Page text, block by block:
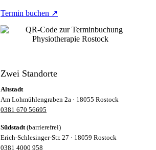
Termin buchen ↗
Zwei Standorte
Altstadt
Am Lohmühlengraben 2a · 18055 Rostock
0381 670 56695
Südstadt(barrierefrei)
Erich-Schlesinger-Str. 27 · 18059 Rostock
0381 4000 958